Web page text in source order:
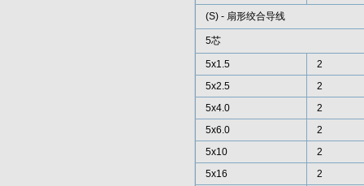
(S) - 扇形绞合导线
5芯
5x1.5
2
5x2.5
2
5x4.0
2
5x6.0
2
5x10
2
5x16
2